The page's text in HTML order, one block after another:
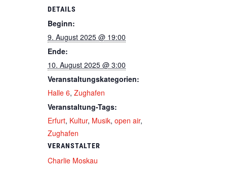
DETAILS
Beginn:
9. August 2025 @ 19:00
Ende:
10. August 2025 @ 3:00
Veranstaltungskategorien:
Halle 6, Zughafen
Veranstaltung-Tags:
Erfurt, Kultur, Musik, open air,
Zughafen
VERANSTALTER
Charlie Moskau